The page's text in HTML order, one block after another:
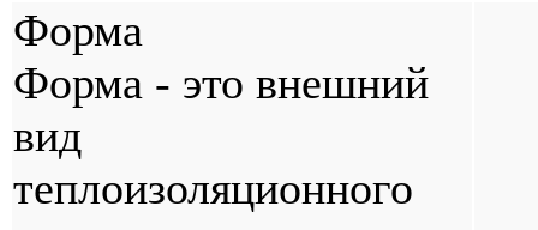
Форма
Форма - это внешний
вид
теплоизоляционного